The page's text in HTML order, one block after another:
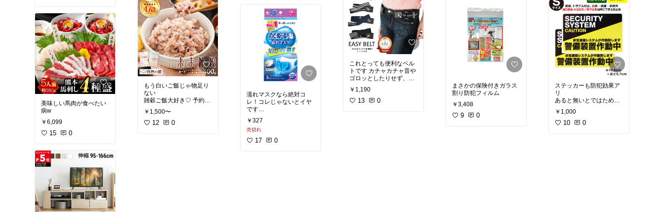
３キロ買って2.5キロ梅干
し 300g梅味噌 残りは痛
みを取り除いて糠床に入
れました
桃のようにいい香りだっ
たので出来上がりが楽し
みです
美味しい馬肉が食べたい
￥6,099
15 0
もう白いご飯じゃ物足り
ない
雑穀ご飯大好き♡ 予約し
ました♪
￥1,500〜
12 0
濡れマスクなら絶対コ
レ！コレじゃないとイヤ
です
立体だと顔から少し浮い
てるので針金や角のチク
チクもないし べっちゃり
感もありません
￥327
売切れ
17 0
これとっても便利なベル
トです カチャカチャ音や
ゴロッとしたりせず、ス
ッキリキチンとホールド
してくれるからずり下が
ったりしないんです オス
￥1,190
13 0
ださい
まさかの保険付きガラス
￥3,408
9 0
ステッカーも防犯効果ア
リ
あると無いとではためら
いが違う
￥1,000
10 0